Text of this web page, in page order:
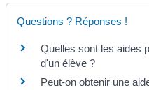
Questions ? Réponses !
Quelles sont les aides
d'un élève ?
Peut-on obtenir une